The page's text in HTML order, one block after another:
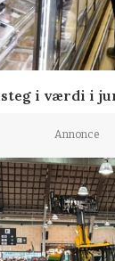
steg i værdi i
Annonce